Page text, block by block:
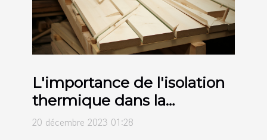
L'importance de l'isolation
thermique dans la
fabrication de fenêtres à
20 décembre 2023 01:28